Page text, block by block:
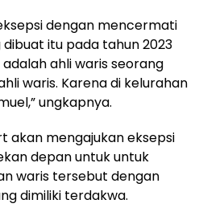
dengan mencermati
itu pada tahun 2023
ahli waris seorang
waris. Karena di kelurahan
ungkapnya.
akan mengajukan eksepsi
depan untuk untuk
waris tersebut dengan
dimiliki terdakwa.